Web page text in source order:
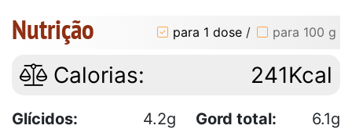
Nutrição para 1 dose / para 100 g
Calorias: 241Kcal
Glícidos: 4.2g Gord total:
6.1g